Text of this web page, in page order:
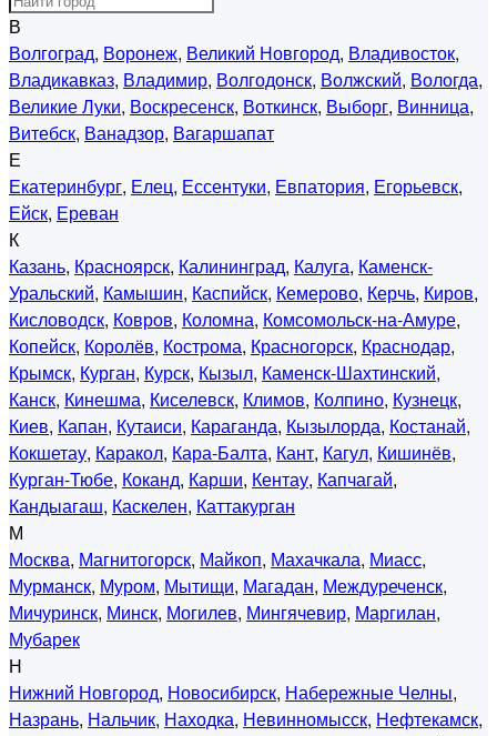
В
Волгоград, Воронеж, Великий Новгород, Владивосток,
Владикавказ, Владимир, Волгодонск, Волжский, Вологда,
Великие Луки, Воскресенск, Воткинск, Выборг, Винница,
Витебск, Ванадзор, Вагаршапат
Е
Екатеринбург, Елец, Ессентуки, Евпатория, Егорьевск,
Ейск, Ереван
К
Казань, Красноярск, Калининград, Калуга, Каменск-
Уральский, Камышин, Каспийск, Кемерово, Керчь, Киров,
Кисловодск, Ковров, Коломна, Комсомольск-на-Амуре,
Копейск, Королёв, Кострома, Красногорск, Краснодар,
Крымск, Курган, Курск, Кызыл, Каменск-Шахтинский,
Канск, Кинешма, Киселевск, Климов, Колпино, Кузнецк,
Киев, Капан, Кутаиси, Караганда, Кызылорда, Костанай,
Кокшетау, Каракол, Кара-Балта, Кант, Кагул, Кишинёв,
Курган-Тюбе, Коканд, Карши, Кентау, Капчагай,
Кандыагаш, Каскелен, Каттакурган
М
Москва, Магнитогорск, Майкоп, Махачкала, Миасс,
Мурманск, Муром, Мытищи, Магадан, Междуреченск,
Мичуринск, Минск, Могилев, Мингячевир, Маргилан,
Мубарек
Н
Нижний Новгород, Новосибирск, Набережные Челны,
Назрань, Нальчик, Находка, Невинномысск, Нефтекамск,